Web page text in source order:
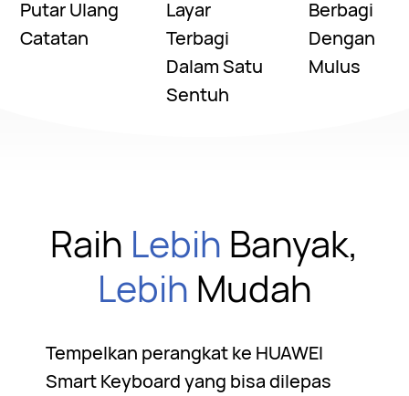
Putar Ulang
Catatan
Layar
Terbagi
Dalam Satu
Sentuh
Berbagi
Dengan
Mulus
Raih Lebih Banyak,
Lebih Mudah
Tempelkan perangkat ke HUAWEI
Smart Keyboard yang bisa dilepas